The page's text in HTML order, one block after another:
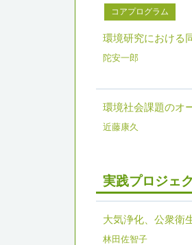
コアプログラム
環境研究における
陀安一郎
環境社会課題のオ
近藤康久
実践プロジェ
大気浄化、公衆衛
林田佐智子